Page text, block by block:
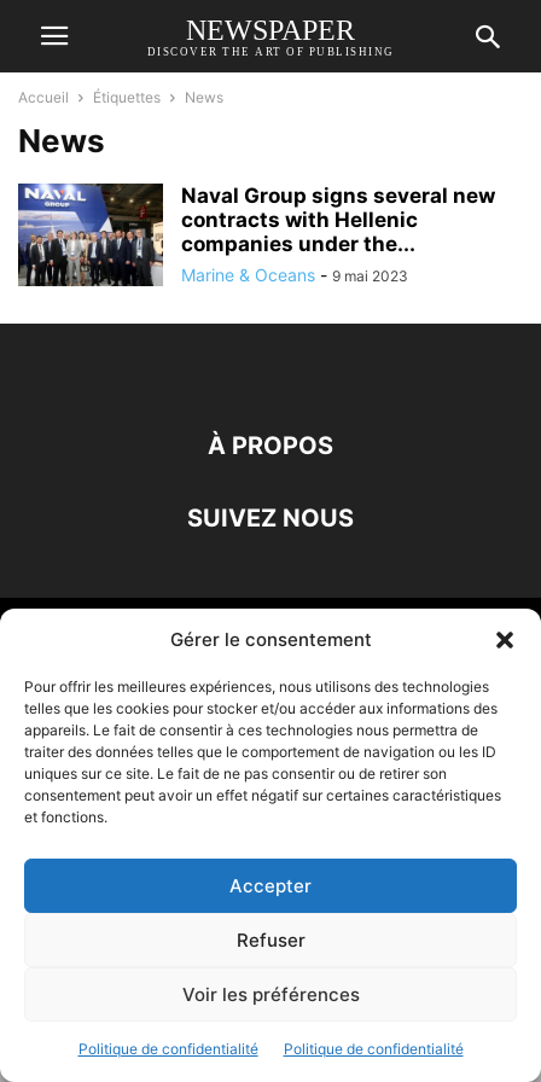
Gérer le consentement
Pour offrir les meilleures expériences, nous utilisons des technologies
telles que les cookies pour stocker et/ou accéder aux informations des
appareils. Le fait de consentir à ces technologies nous permettra de
traiter des données telles que le comportement de navigation ou les ID
uniques sur ce site. Le fait de ne pas consentir ou de retirer son
consentement peut avoir un effet négatif sur certaines caractéristiques
et fonctions.
Accepter
Refuser
Voir les préférences
Politique de confidentialité Politique de confidentialité
NEWSPAPER
DISCOVER THE ART OF PUBLISHING
Accueil Étiquettes News
News
Naval Group signs several new
contracts with Hellenic
companies under the...
Marine & Oceans - 9 mai 2023
À PROPOS
SUIVEZ NOUS
© 2023 - Marine & Océans